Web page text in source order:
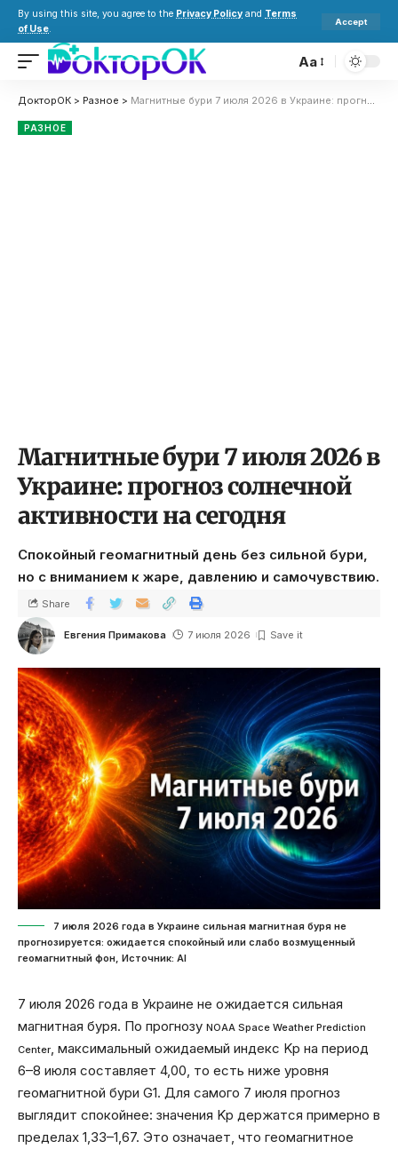
By using this site, you agree to the Privacy Policy and Terms
of Use.
Accept
Aa
ДокторОК > Разное > Магнитные бури 7 июля 2026 в Украине: прогноз солнечной активности на сегодня
РАЗНОЕ
Магнитные бури 7 июля 2026 в
Украине: прогноз солнечной
активности на сегодня
Спокойный геомагнитный день без сильной бури,
но с вниманием к жаре, давлению и самочувствию.
Евгения Примакова 7 июля 2026
Share
7 июля 2026 года в Украине сильная магнитная буря не
прогнозируется: ожидается спокойный или слабо возмущенный
геомагнитный фон, Источник: Al
7 июля 2026 года в Украине не ожидается сильная
магнитная буря. По прогнозу NOAA Space Weather Prediction
Center, максимальный ожидаемый индекс Kp на период
6–8 июля составляет 4,00, то есть ниже уровня
геомагнитной бури G1. Для самого 7 июля прогноз
выглядит спокойнее: значения Kp держатся примерно в
пределах 1,33–1,67. Это означает, что геомагнитное